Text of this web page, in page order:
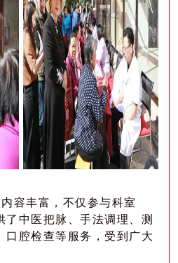
容丰富，不仅参与科室
了中医把脉、手法调理、测
口腔检查等服务，受到广大